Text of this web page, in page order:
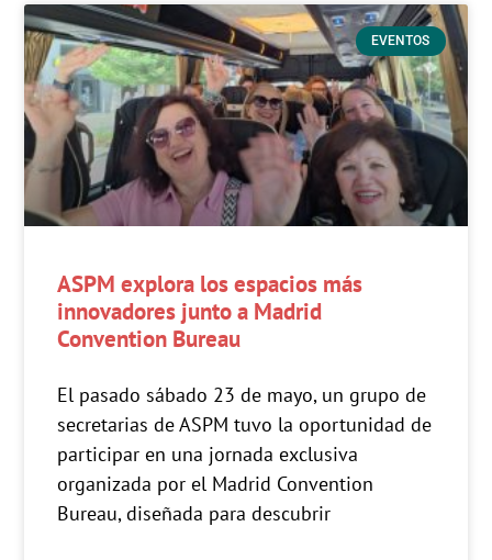
EVENTOS
ASPM explora los espacios más
innovadores junto a Madrid
Convention Bureau
El pasado sábado 23 de mayo, un grupo de
secretarias de ASPM tuvo la oportunidad de
participar en una jornada exclusiva
organizada por el Madrid Convention
Bureau, diseñada para descubrir